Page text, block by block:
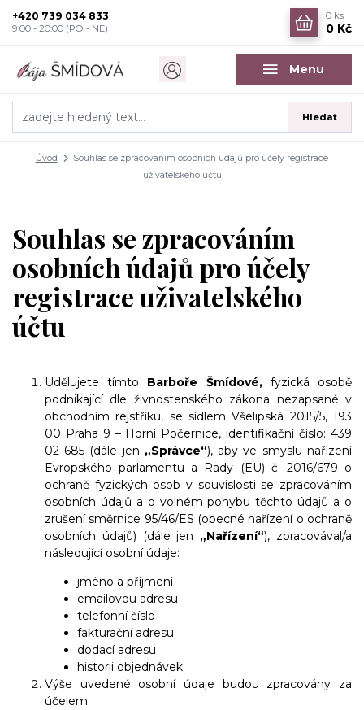
Menu
Hledat
+420 739 034 833
9:00 - 20:00 (PO - NE)
0 ks
0 Kč
Úvod
Souhlas se zpracováním osobních údajů pro účely registrace
uživatelského účtu
Souhlas se zpracováním
osobních údajů pro účely
registrace uživatelského
účtu
Udělujete tímto Barboře Šmídové, fyzická osobě
podnikající dle živnostenského zákona nezapsané v
obchodním rejstříku, se sídlem Všelipská 2015/5, 193
00 Praha 9 – Horní Počernice, identifikační číslo: 439
02 685 (dále jen „Správce“), aby ve smyslu nařízení
Evropského parlamentu a Rady (EU) č. 2016/679 o
ochraně fyzických osob v souvislosti se zpracováním
osobních údajů a o volném pohybu těchto údajů a o
zrušení směrnice 95/46/ES (obecné nařízení o ochraně
osobních údajů) (dále jen „Nařízení“), zpracovával/a
následující osobní údaje:
jméno a příjmení
emailovou adresu
telefonní číslo
fakturační adresu
dodací adresu
historii objednávek
Výše uvedené osobní údaje budou zpracovány za
účelem: